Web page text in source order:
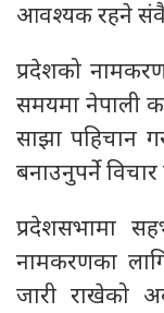
आवश्यक रहने
प्रदेशको
समयमा नेपाली
साझा पहिचान
बनाउनुपर्ने
प्रदेशसभामा
नामकरणका
जारी राखेको